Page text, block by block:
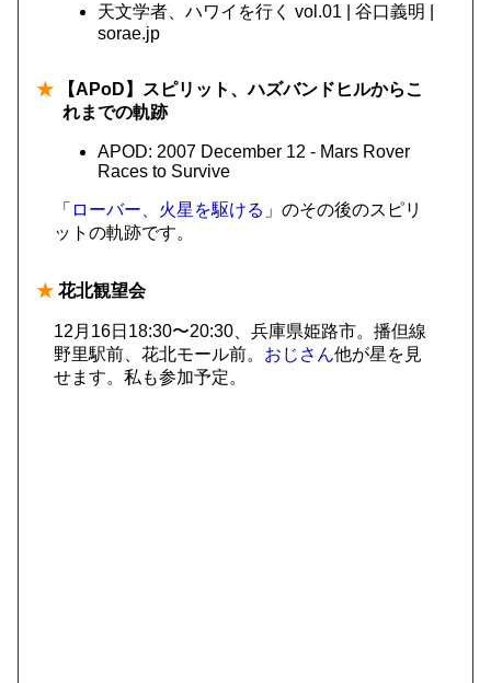
天文学者、ハワイを行く vol.01 | 谷口義明 |
sorae.jp
★ 【APoD】スピリット、ハズバンドヒルからこ
れまでの軌跡
APOD: 2007 December 12 - Mars Rover
Races to Survive
「 ローバー、火星を駆ける 」のその後のスピリ
ットの軌跡です。
★ 花北観望会
12月16日18:30〜20:30、兵庫県姫路市。播但線
野里駅前、花北モール前。 おじさん他が星を見
せます。私も参加予定。